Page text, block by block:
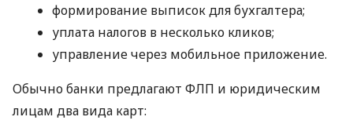
формирование выписок для бухгалтера;
уплата налогов в несколько кликов;
управление через мобильное приложение.
Обычно банки предлагают ФЛП и юридическим
лицам два вида карт: